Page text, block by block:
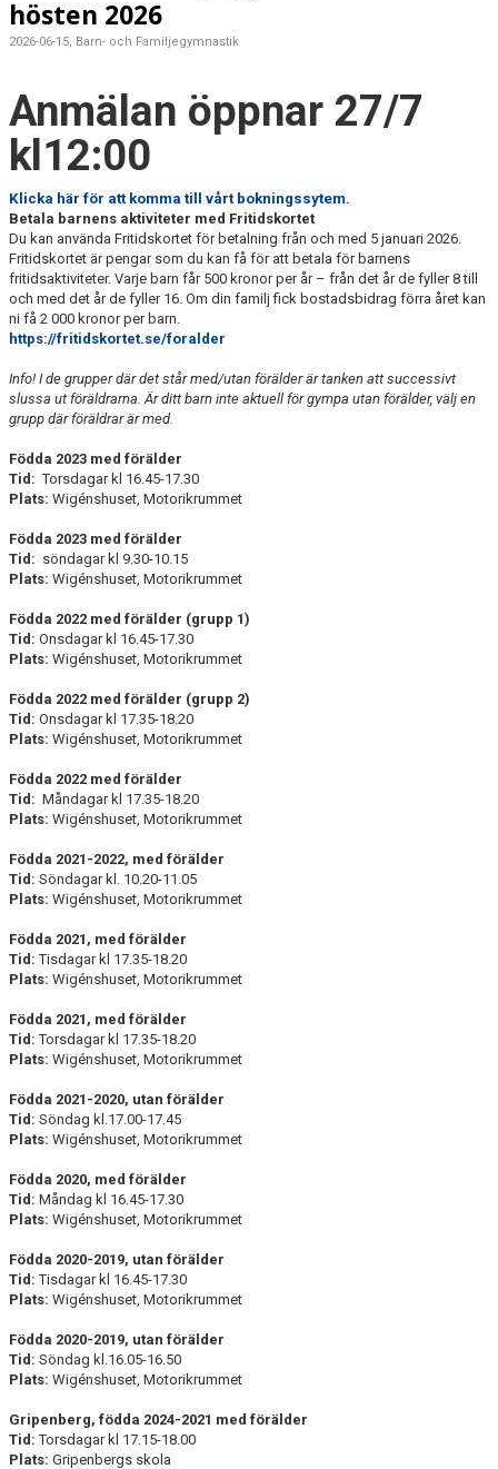
hösten 2026
2026-06-15, Barn- och Familjegymnastik
Anmälan öppnar 27/7
kl12:00
Klicka här för att komma till vårt bokningssytem.
Betala barnens aktiviteter med Fritidskortet
Du kan använda Fritidskortet för betalning från och med 5 januari 2026.
Fritidskortet är pengar som du kan få för att betala för barnens
fritidsaktiviteter. Varje barn får 500 kronor per år – från det år de fyller 8 till
och med det år de fyller 16. Om din familj fick bostadsbidrag förra året kan
ni få 2 000 kronor per barn.
https://fritidskortet.se/foralder
Info! I de grupper där det står med/utan förälder är tanken att successivt
slussa ut föräldrarna. Är ditt barn inte aktuell för gympa utan förälder, välj en
grupp där föräldrar är med.
Födda 2023 med förälder
Tid: Torsdagar kl 16.45-17.30
Plats: Wigénshuset, Motorikrummet
Födda 2023 med förälder
Tid: söndagar kl 9.30-10.15
Plats: Wigénshuset, Motorikrummet
Födda 2022 med förälder (grupp 1)
Tid: Onsdagar kl 16.45-17.30
Plats: Wigénshuset, Motorikrummet
Födda 2022 med förälder (grupp 2)
Tid: Onsdagar kl 17.35-18.20
Plats: Wigénshuset, Motorikrummet
Födda 2022 med förälder
Tid: Måndagar kl 17.35-18.20
Plats: Wigénshuset, Motorikrummet
Födda 2021-2022, med förälder
Tid: Söndagar kl. 10.20-11.05
Plats: Wigénshuset, Motorikrummet
Födda 2021, med förälder
Tid:Tisdagar kl 17.35-18.20
Plats: Wigénshuset, Motorikrummet
Födda 2021, med förälder
Tid:Torsdagar kl 17.35-18.20
Plats: Wigénshuset, Motorikrummet
Födda 2021-2020, utan förälder
Tid: Söndag kl.17.00-17.45
Plats: Wigénshuset, Motorikrummet
Födda 2020, med förälder
Tid: Måndag kl 16.45-17.30
Plats: Wigénshuset, Motorikrummet
Födda 2020-2019, utan förälder
Tid:Tisdagar kl 16.45-17.30
Plats: Wigénshuset, Motorikrummet
Födda 2020-2019, utan förälder
Tid: Söndag kl.16.05-16.50
Plats: Wigénshuset, Motorikrummet
Gripenberg, födda 2024-2021 med förälder
Tid:Torsdagar kl 17.15-18.00
Plats: Gripenbergs skola